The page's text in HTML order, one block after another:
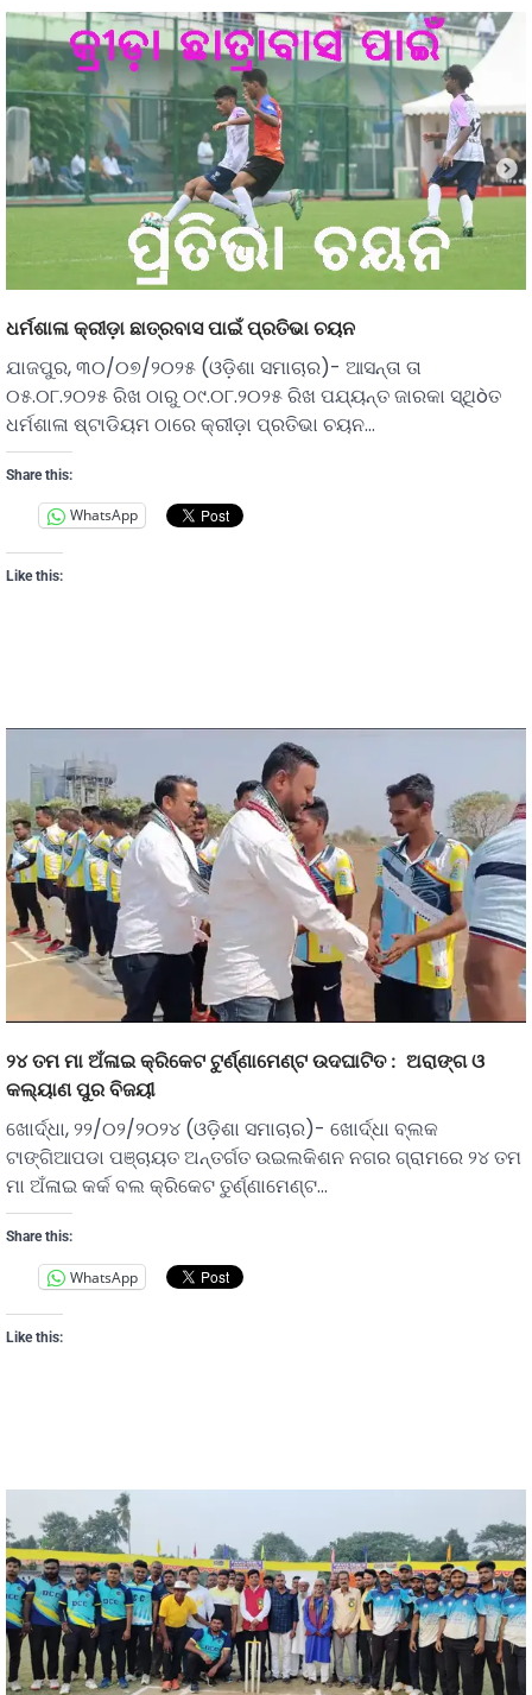
ଧର୍ମଶାଳା କ୍ରୀଡ଼ା ଛାତ୍ରବାସ ପାଇଁ ପ୍ରତିଭା ଚୟନ
ଯାଜପୁର, ୩୦/୦୭/୨୦୨୫ (ଓଡ଼ିଶା ସମାଚାର)- ଆସନ୍ତା ତା
୦୫.୦୮.୨୦୨୫ ରିଖ ଠାରୁ ୦୯.୦୮.୨୦୨୫ ରିଖ ପଯ୍ୟନ୍ତ ଜାରକା ସ୍ଥିòତ
ଧର୍ମଶାଳା ଷ୍ଟାଡିୟମ ଠାରେ କ୍ରୀଡ଼ା ପ୍ରତିଭା ଚୟନ…
Share this:
WhatsApp
Like this:
୨୪ ତମ ମା ଅଁଳାଇ କ୍ରିକେଟ ଟୁର୍ଣ୍ଣାମେଣ୍ଟ ଉଦଘାଟିତ : ଅରାଙ୍ଗ ଓ
କଲ୍ୟାଣ ପୁର ବିଜୟୀ
ଖୋର୍ଦ୍ଧା, ୨୨/୦୨/୨୦୨୪ (ଓଡ଼ିଶା ସମାଚାର)- ଖୋର୍ଦ୍ଧା ବ୍ଲକ
ଟାଙ୍ଗିଆପଡା ପଞ୍ଚାୟତ ଅନ୍ତର୍ଗତ ଉଇଲକିଶନ ନଗର ଗ୍ରାମରେ ୨୪ ତମ
ମା ଅଁଳାଇ କର୍କ ବଲ କ୍ରିକେଟ ତୁର୍ଣ୍ଣାମେଣ୍ଟ…
Share this:
WhatsApp
Like this: